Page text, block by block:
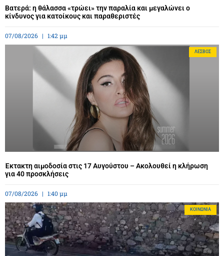
Βατερά: η θάλασσα «τρώει» την παραλία και μεγαλώνει ο
κίνδυνος για κατοίκους και παραθεριστές
07/08/2026 1:42 μμ
ΛΈΣΒΟΣ
Έκτακτη αιμοδοσία στις 17 Αυγούστου – Ακολουθεί η κλήρωση
για 40 προσκλήσεις
07/08/2026 1:40 μμ
ΚΟΙΝΩΝΊΑ